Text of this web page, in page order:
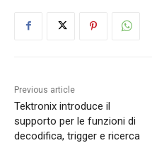
Previous article
Tektronix introduce il
supporto per le funzioni di
decodifica, trigger e ricerca